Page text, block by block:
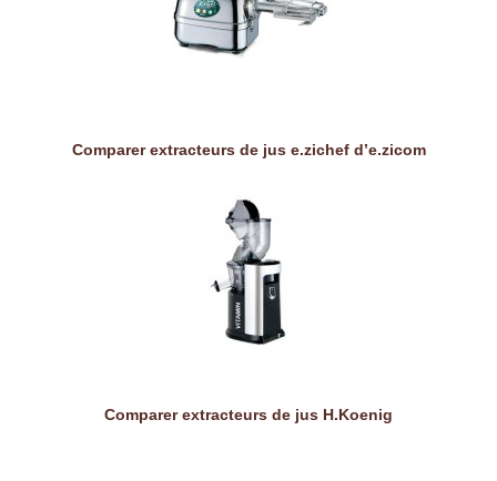
Comparer extracteurs de jus e.zichef d’e.zicom
Comparer extracteurs de jus H.Koenig